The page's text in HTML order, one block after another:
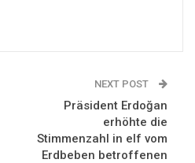
NEXT POST
Präsident Erdoğan
erhöhte die
Stimmenzahl in elf vom
Erdbeben betroffenen